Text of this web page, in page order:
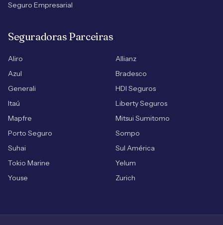
Seguro Empresarial
Seguradoras Parceiras
Aliro
Allianz
Azul
Bradesco
Generali
HDI Seguros
Itaú
Liberty Seguros
Mapfre
Mitsui Sumitomo
Porto Seguro
Sompo
Suhai
Sul América
Tokio Marine
Yelum
Youse
Zurich